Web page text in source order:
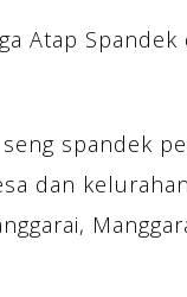
Atap
spandek
dan